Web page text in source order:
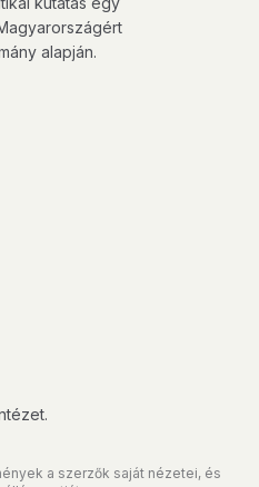
alapján.
a szerzők saját nézetei, és